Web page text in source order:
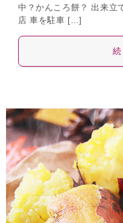
中？かんころ餅？ 出来立
店 車を駐車 […]